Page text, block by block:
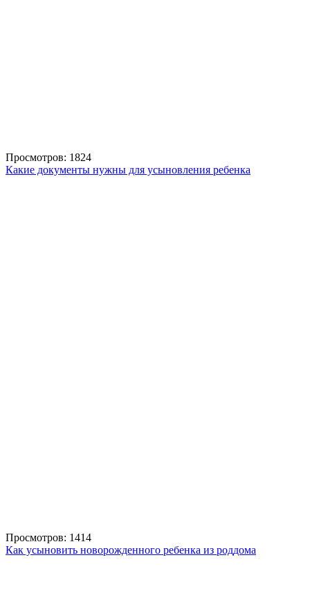
Просмотров: 1824
Какие документы нужны для усыновления ребенка
Просмотров: 1414
Как усыновить новорожденного ребенка из роддома